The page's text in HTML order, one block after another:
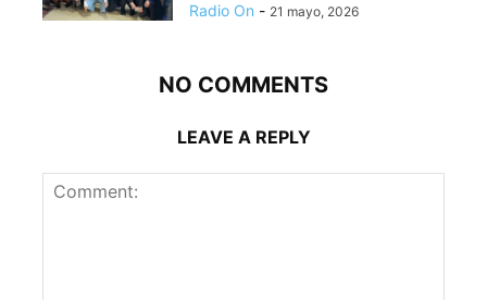
Radio On - 21 mayo, 2026
NO COMMENTS
LEAVE A REPLY